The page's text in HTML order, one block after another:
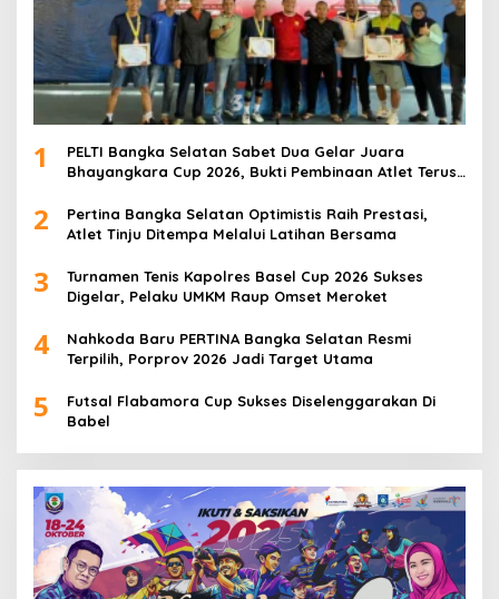
1
PELTI Bangka Selatan Sabet Dua Gelar Juara
Bhayangkara Cup 2026, Bukti Pembinaan Atlet Terus
2
Pertina Bangka Selatan Optimistis Raih Prestasi,
Atlet Tinju Ditempa Melalui Latihan Bersama
3
Turnamen Tenis Kapolres Basel Cup 2026 Sukses
Digelar, Pelaku UMKM Raup Omset Meroket
4
Nahkoda Baru PERTINA Bangka Selatan Resmi
Terpilih, Porprov 2026 Jadi Target Utama
5
Futsal Flabamora Cup Sukses Diselenggarakan Di
Babel